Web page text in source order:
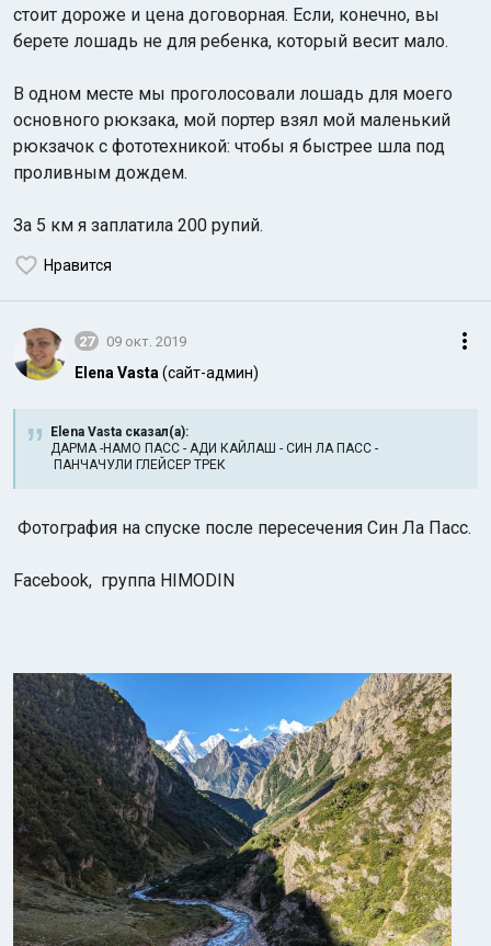
стоит дороже и цена договорная. Если, конечно, вы
берете лошадь не для ребенка, который весит мало.
В одном месте мы проголосовали лошадь для моего
основного рюкзака, мой портер взял мой маленький
рюкзачок с фототехникой: чтобы я быстрее шла под
проливным дождем.
За 5 км я заплатила 200 рупий.
Нравится
27 09 окт. 2019
Elena Vasta (сайт-админ)
Elena Vasta сказал(а):
ДАРМА -НАМО ПАСС - АДИ КАЙЛАШ - СИН ЛА ПАСС -
ПАНЧАЧУЛИ ГЛЕЙСЕР ТРЕК
Фотография на спуске после пересечения Син Ла Пасс.
Facebook, группа HIMODIN